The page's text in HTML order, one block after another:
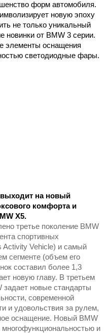
форм автомобиля.
новую эпоху
не только уникальный
новинки от BMW 3 серии.
элементы оснащения
светодиодные фары.
на новый
комфорта и
X5.
третье поколение BMW
спортивных
Activity Vehicle) и самый
сегменте (объем его
составил более 1,3
новую главу. В третьем
задает новые стандарты
современной
и удовольствия за рулем,
оснащение. Новый BMW
многофункциональностью и